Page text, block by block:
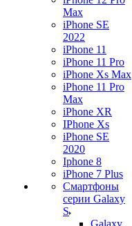
Max
iPhone SE
2022
iPhone 11
iPhone 11 Pro
iPhone Xs Max
iPhone 11 Pro
Max
iPhone XR
IPhone Xs
iPhone SE
2020
Iphone 8
iPhone 7 Plus
Смартфоны
серии Galaxy
S
Galaxy